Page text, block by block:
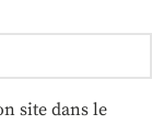
site dans le